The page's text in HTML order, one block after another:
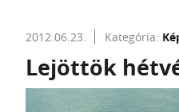
2012.06.23. Kategória:
Lejöttök